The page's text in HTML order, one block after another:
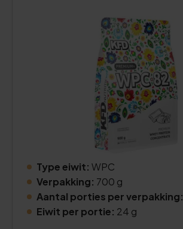
Type eiwit: WPC
Verpakking: 700 g
Aantal porties per verpakking:
Eiwit per portie: 24 g